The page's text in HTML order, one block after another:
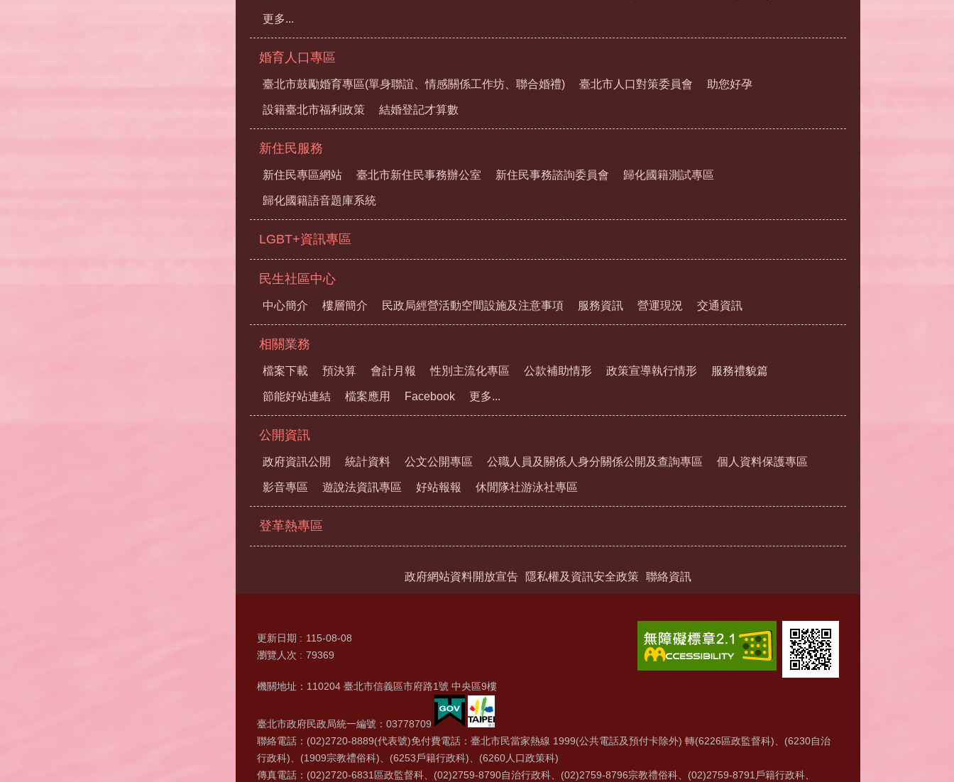
更多...
婚育人口專區
臺北市鼓勵婚育專區(單身聯誼、情感關係工作坊、聯合婚禮) 臺北市人口對策委員會 助您好孕
設籍臺北市福利政策 結婚登記才算數
新住民服務
新住民專區網站 臺北市新住民事務辦公室 新住民事務諮詢委員會 歸化國籍測試專區
歸化國籍語音題庫系統
LGBT+資訊專區
民生社區中心
中心簡介 樓層簡介 民政局經營活動空間設施及注意事項 服務資訊 營運現況 交通資訊
相關業務
檔案下載 預決算 會計月報 性別主流化專區 公款補助情形 政策宣導執行情形 服務禮貌篇
節能好站連結 檔案應用 Facebook 更多...
公開資訊
政府資訊公開 統計資料 公文公開專區 公職人員及關係人身分關係公開及查詢專區 個人資料保護專區
影音專區 遊說法資訊專區 好站報報 休閒隊社游泳社專區
登革熱專區
政府網站資料開放宣告 隱私權及資訊安全政策 聯絡資訊
更新日期
115-08-08
瀏覽人次
79369
機關地址：110204 臺北市信義區市府路1號 中央區9樓
臺北市政府民政局統一編號：03778709
聯絡電話：(02)2720-8889(代表號)免付費電話：臺北市民當家熱線 1999(公共電話及預付卡除外) 轉(6226區政監督科)、(6230自治
行政科)、(1909宗教禮俗科)、(6253戶籍行政科)、(6260人口政策科)
傳真電話：(02)2720-6831區政監督科、(02)2759-8790自治行政科、(02)2759-8796宗教禮俗科、(02)2759-8791戶籍行政科、